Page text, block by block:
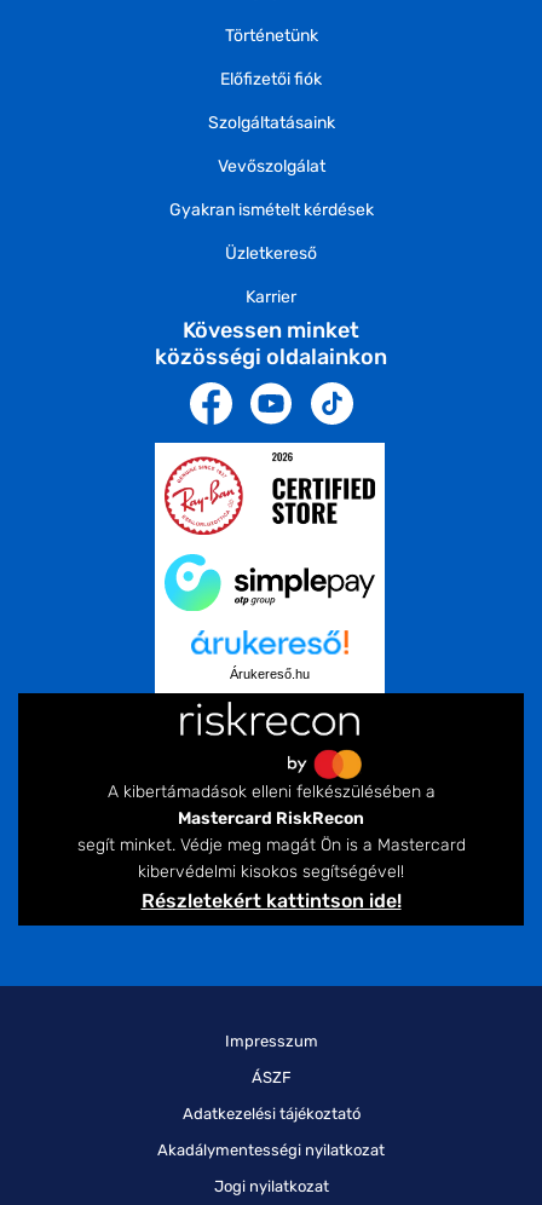
Történetünk
Előfizetői fiók
Szolgáltatásaink
Vevőszolgálat
Gyakran ismételt kérdések
Üzletkereső
Karrier
Kövessen minket
közösségi oldalainkon
Árukereső.hu
A kibertámadások elleni felkészülésében a
Mastercard RiskRecon
segít minket. Védje meg magát Ön is a Mastercard
kibervédelmi kisokos segítségével!
Részletekért kattintson ide!
Impresszum
ÁSZF
Adatkezelési tájékoztató
Akadálymentességi nyilatkozat
Jogi nyilatkozat